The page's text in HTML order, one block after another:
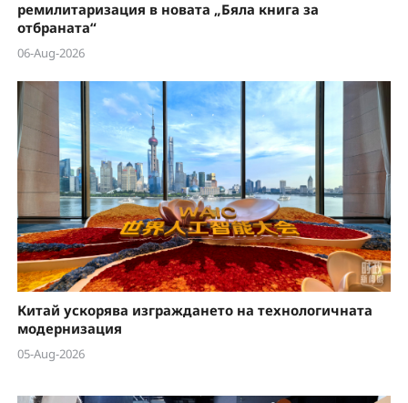
ремилитаризация в новата „Бяла книга за
отбраната“
06-Aug-2026
Китай ускорява изграждането на технологичната
модернизация
05-Aug-2026